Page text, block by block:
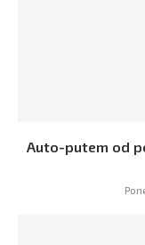
Auto-putem od